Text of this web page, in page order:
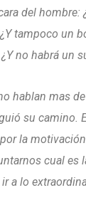
del hombre:
tampoco un
no habrá un
hablan mas
su camino.
la
cual es
a lo